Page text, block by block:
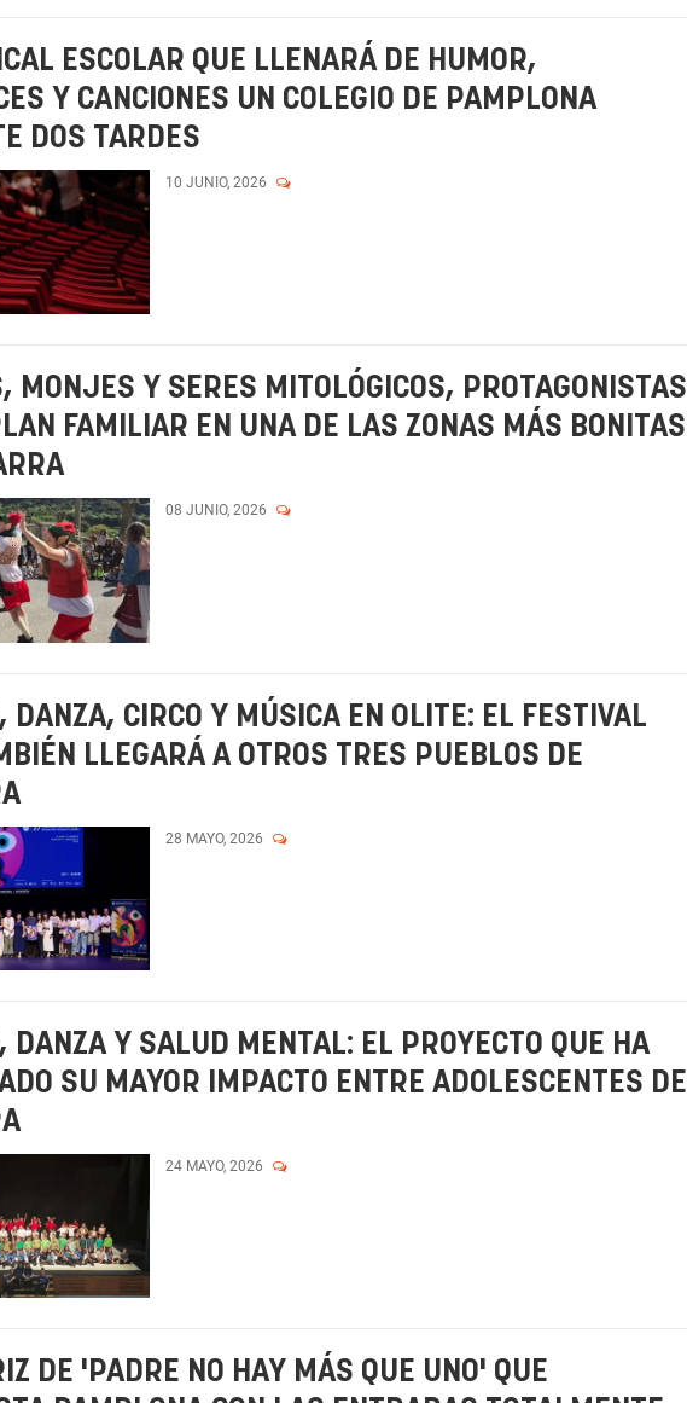
ESCOLAR QUE LLENARÁ DE HUMOR,
Y CANCIONES UN COLEGIO DE PAMPLONA
DOS TARDES
10 JUNIO, 2026
MONJES Y SERES MITOLÓGICOS, PROTAGONISTAS
FAMILIAR EN UNA DE LAS ZONAS MÁS BONITAS
08 JUNIO, 2026
DANZA, CIRCO Y MÚSICA EN OLITE: EL FESTIVAL
LLEGARÁ A OTROS TRES PUEBLOS DE
28 MAYO, 2026
DANZA Y SALUD MENTAL: EL PROYECTO QUE HA
SU MAYOR IMPACTO ENTRE ADOLESCENTES DE
24 MAYO, 2026
DE 'PADRE NO HAY MÁS QUE UNO' QUE